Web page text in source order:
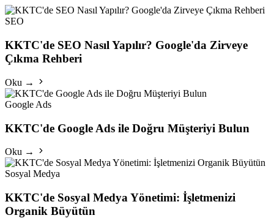
SEO
KKTC'de SEO Nasıl Yapılır? Google'da Zirveye
Çıkma Rehberi
Oku →
Google Ads
KKTC'de Google Ads ile Doğru Müşteriyi Bulun
Oku →
Sosyal Medya
KKTC'de Sosyal Medya Yönetimi: İşletmenizi
Organik Büyütün